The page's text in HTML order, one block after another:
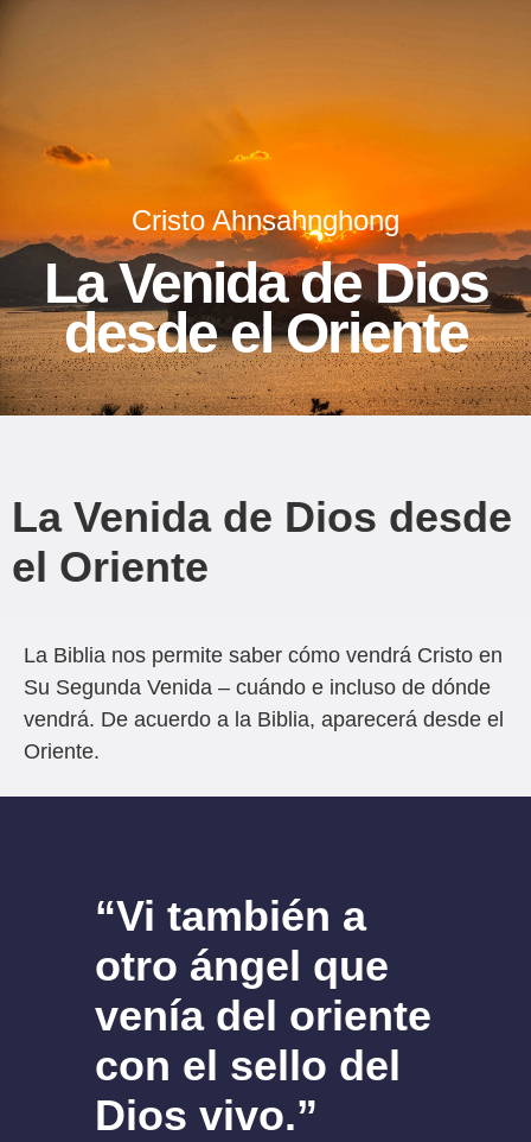
Cristo Ahnsahnghong
La Venida de Dios
desde el Oriente
La Venida de Dios desde
el Oriente
La Biblia nos permite saber cómo vendrá Cristo en
Su Segunda Venida – cuándo e incluso de dónde
vendrá. De acuerdo a la Biblia, aparecerá desde el
Oriente.
“Vi también a
otro ángel que
venía del oriente
con el sello del
Dios vivo.”